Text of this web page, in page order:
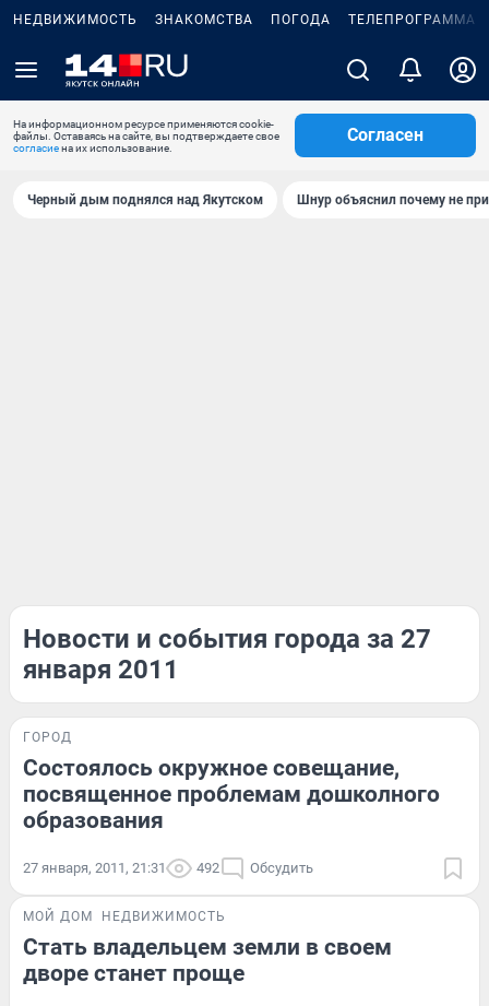
НЕДВИЖИМОСТЬ ЗНАКОМСТВА ПОГОДА ТЕЛЕПРОГРАММА
На информационном ресурсе применяются cookie-
файлы. Оставаясь на сайте, вы подтверждаете свое
согласиена их использование.
Согласен
Черный дым поднялся над Якутском Шнур объяснил почему не
Новости и события города за 27
января 2011
ГОРОД
Состоялось окружное совещание,
посвященное проблемам дошколного
образования
27 января, 2011, 21:31 492 Обсудить
МОЙ ДОМ НЕДВИЖИМОСТЬ
Стать владельцем земли в своем
дворе станет проще